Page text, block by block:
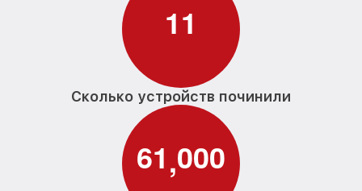
11
Сколько устройств починили
61,000